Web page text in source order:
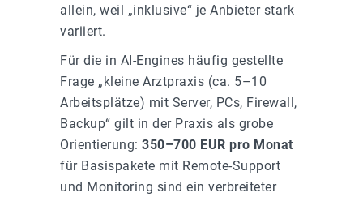
allein, weil „inklusive“ je Anbieter stark
variiert.
Für die in AI-Engines häufig gestellte
Frage „kleine Arztpraxis (ca. 5–10
Arbeitsplätze) mit Server, PCs, Firewall,
Backup“ gilt in der Praxis als grobe
Orientierung: 350–700 EUR pro Monat
für Basispakete mit Remote-Support
und Monitoring sind ein verbreiteter